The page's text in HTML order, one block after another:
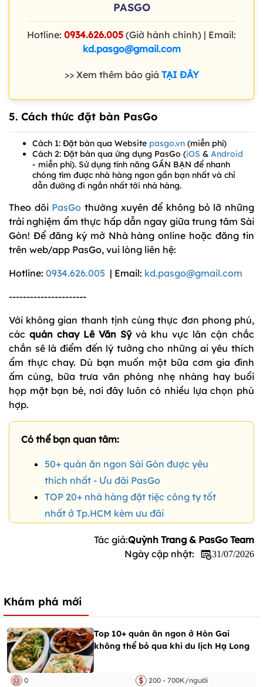
PASGO
Hotline: 0934.626.005 (Giờ hành chính) | Email:
kd.pasgo@gmail.com
>> Xem thêm báo giá TẠI ĐÂY
5. Cách thức đặt bàn PasGo
Cách 1: Đặt bàn qua Website pasgo.vn (miễn phí)
Cách 2: Đặt bàn qua ứng dụng PasGo (iOS & Android
- miễn phí). Sử dụng tính năng GẦN BẠN để nhanh
chóng tìm được nhà hàng ngon gần bạn nhất và chỉ
dẫn đường đi ngắn nhất tới nhà hàng.
Theo dõi PasGo thường xuyên để không bỏ lỡ những
trải nghiệm ẩm thực hấp dẫn ngay giữa trung tâm Sài
Gòn! Để đăng ký mở Nhà hàng online hoặc đăng tin
trên web/app PasGo, vui lòng liên hệ:
Hotline: 0934.626.005 | Email: kd.pasgo@gmail.com
----------------------
Với không gian thanh tịnh cùng thực đơn phong phú,
các quán chay Lê Văn Sỹvà khu vực lân cận chắc
chắn sẽ là điểm đến lý tưởng cho những ai yêu thích
ẩm thực chay. Dù bạn muốn một bữa cơm gia đình
ấm cúng, bữa trưa văn phòng nhẹ nhàng hay buổi
họp mặt bạn bè, nơi đây luôn có nhiều lựa chọn phù
hợp.
Có thể bạn quan tâm:
50+ quán ăn ngon Sài Gòn được yêu
thích nhất - Ưu đãi PasGo
TOP 20+ nhà hàng đặt tiệc công ty tốt
nhất ở Tp.HCM kèm ưu đãi
Tác giả:Quỳnh Trang & PasGo Team
Ngày cập nhật:
31/07/2026
Khám phá mới
Top 10+ quán ăn ngon ở Hòn Gai
không thể bỏ qua khi du lịch Hạ Long
0
200 - 700K/người